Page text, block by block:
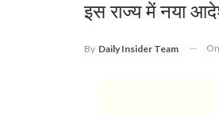
इस राज्य में नया
By Daily Insider Team On